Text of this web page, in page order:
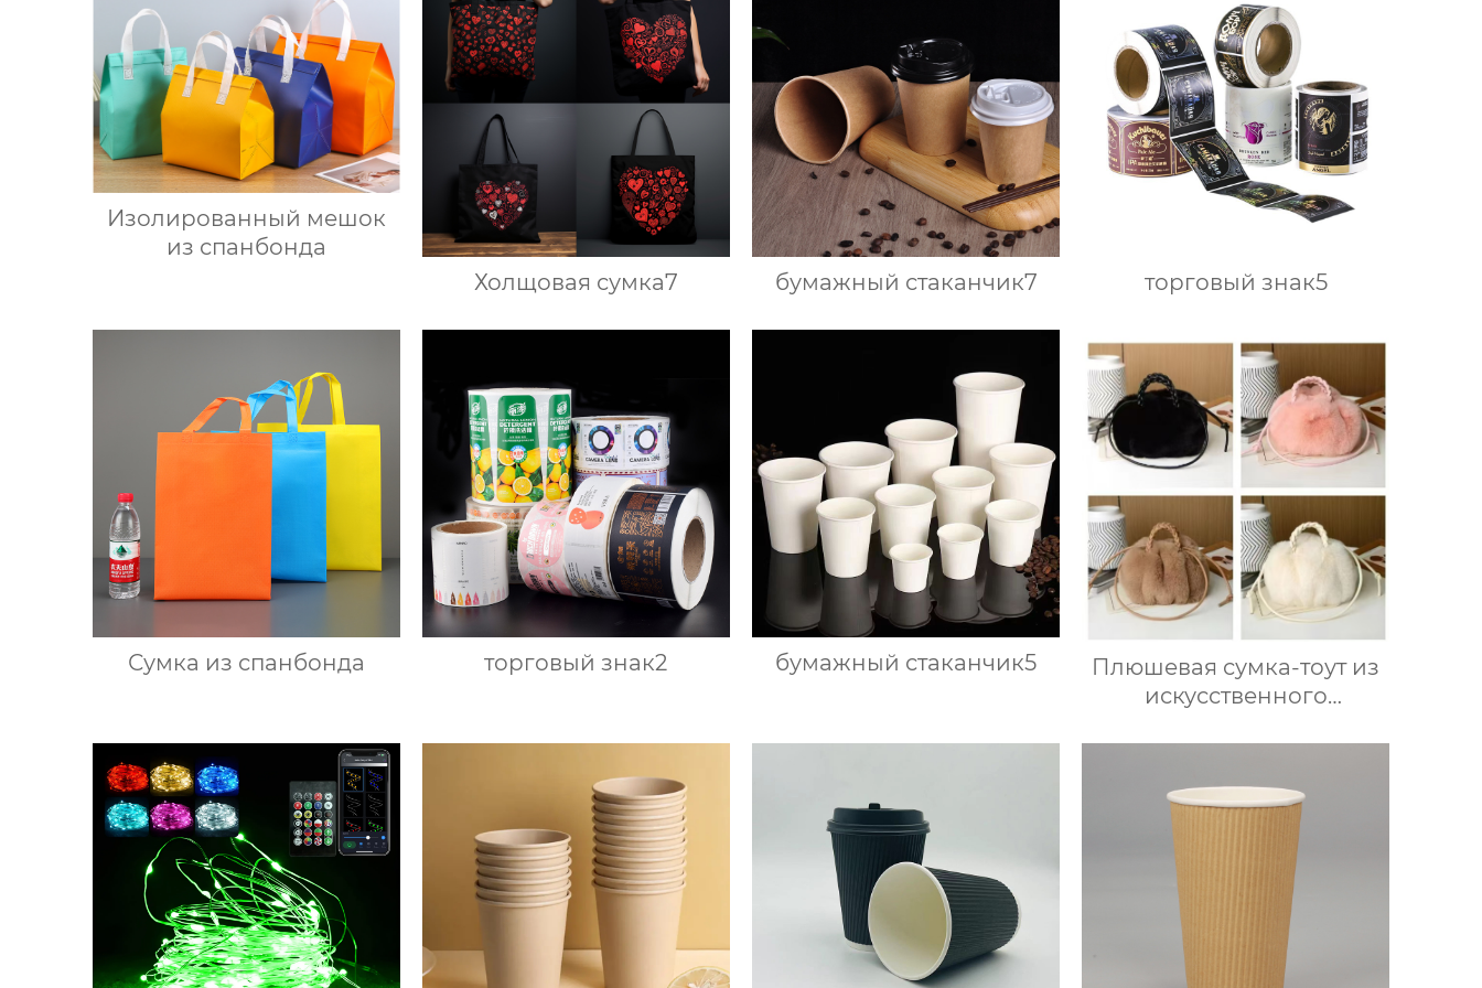
Изолированный мешок
из спанбонда
Холщовая сумка7
бумажный стаканчик7 торговый знак5
Сумка из спанбонда торговый знак2 бумажный стаканчик5
Плюшевая сумка-тоут из
искусственного